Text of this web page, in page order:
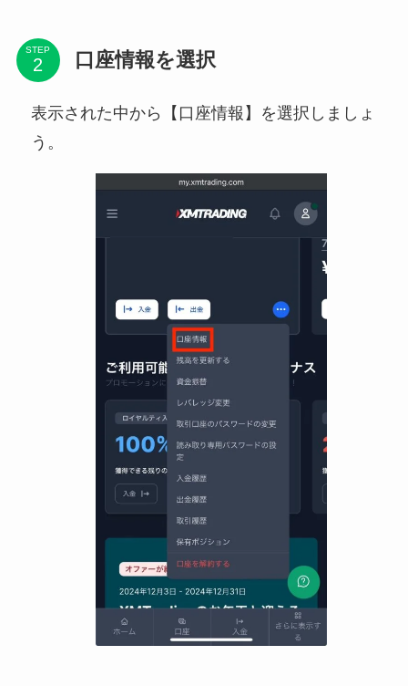
STEP 口座情報を選択
表示された中から【口座情報】を選択しましょ
う。